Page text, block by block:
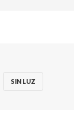
SIN LUZ